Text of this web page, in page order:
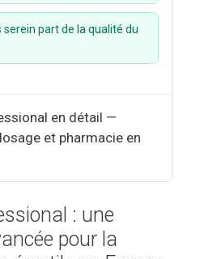
serein part de la qualité du
: une
pour la